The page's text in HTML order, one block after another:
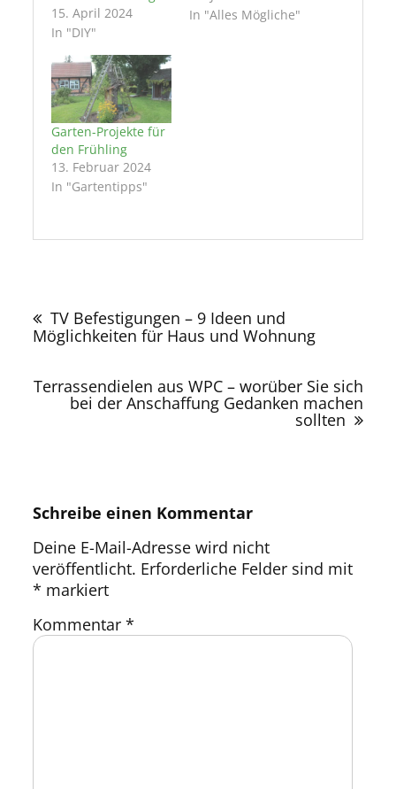
15. April 2024
In "DIY"
In "Alles Mögliche"
Garten-Projekte für
den Frühling
13. Februar 2024
In "Gartentipps"
TV Befestigungen – 9 Ideen und
Möglichkeiten für Haus und Wohnung
Terrassendielen aus WPC – worüber Sie sich
bei der Anschaffung Gedanken machen
sollten
Schreibe einen Kommentar
Deine E-Mail-Adresse wird nicht
veröffentlicht. Erforderliche Felder sind mit
* markiert
Kommentar*